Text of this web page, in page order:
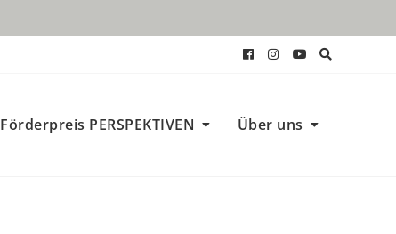
Förderpreis PERSPEKTIVEN Über uns